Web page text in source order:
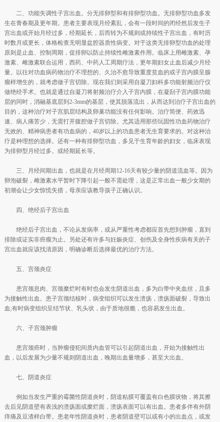
二、功能失调性子宫出血。分无排卵型和有排卵型功血。无排卵型功血多发
生在青春期及更年期。患者主要表现月经紊乱，会有一段时间的闭经然后发生子
宫出血或开始月经过多，经期延长，后而转为不规则或持续性子宫出血，有时历
时数月或更长，体格检查无明显盆腔器质性病变。对于这类无排卵型功血的处理
原则是止血、控制周期，促排卵以防止持续性雌激素作用。临床上用雌激素、孕
激素、雌激素联合运用，西药、中药人工周期疗法，更年期妇女止血后减少月经
量。以往对功血病药物治疗不理想的、久治不愈导致重度贫血的或子宫内膜呈腺
瘤样增生的，就考虑做子宫切除。现在我们则采用自凝刀妇科多功能射频治疗仪
做绝经手术。也就是通过自凝刀将射频治疗介入子宫内膜，在凝刮子宫内膜功能
层的同时，消融基底层到2-3mm的基层，使其脱落流出，从而达到治疗子宫出血的
目的，这种治疗对子宫肌层结构及卵巢功能没有任何影响。治疗简便、药效迅
速、病人痛苦少，无需打开腹腔做子宫切除。尤其适用那些玩固性功血药物治疗
无效的、精神病患者有功血病的，40岁以上的功血患者无生育要求的。对这种治
疗是种理想的选择。还有一种有排卵型功血，多见于生育年龄的妇女，临床表现
为排卵型月经过多。或经期延长等。
三、月经间期出血，也就是在月经周期12-16天有较少量的阴道流血等。因为
卵泡破裂，雌激素水平暂时下降引起一般不需处理，这是正常出血一般少女期的
初潮会让少女惊慌失措，母亲应该教导孩子正确认识。
四、绝经后子宫出血
绝经后子宫出血，不论从发病率，或从严重性考虑都应首先想到肿瘤，直到
排除或证实非癌瘤为止。另处还有许多与妊娠炎症、创伤及全身性疾病有关的子
宫出血就应该找清原因，明确诊断后选择最优的治疗方法。
五、宫颈炎症
患宫颈息肉、宫颈糜烂时有时也会发生阴道出血，多为白带中夹血丝，且多
为接触性出血。患子宫颈结核时，病变组织可以发生溃疡，溃疡面破裂，导致出
血;有时病变组织呈结节状、乳头状，由于质地很脆，也容易发生出血。
六、子宫颈肿瘤
患宫颈癌时，当肿瘤侵犯间质内血管可以引起阴道出血，开始为接触性出
血，以后发展为少量不规则阴道出血，晚期出血量增多，甚至大出血。
七、阴道炎症
例如当发生严重的霉菌性阴道炎时，阴道粘膜可覆盖有白色膜状物，将其擦
去后见阴道壁有表浅的溃疡面或糜烂面，溃疡表面可以有出血。患者多伴有外阴
痒痛及豆渣样白带。患老年性阴道炎时，患者阴道壁可以或有小的出血点，或发